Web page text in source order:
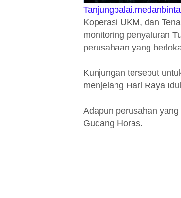
Koperasi UKM, dan
monitoring penyaluran
perusahaan yang
Kunjungan tersebut
menjelang Hari Raya
Adapun perusahan
Gudang Horas.